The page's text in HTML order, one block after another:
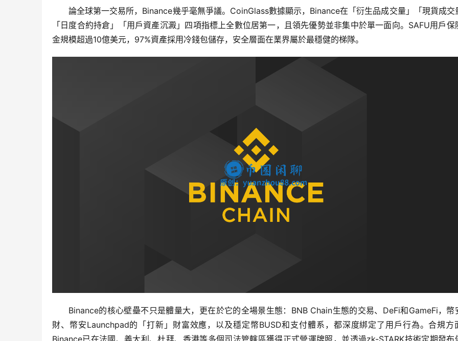
論全球第一交易所，Binance幾乎毫無爭議。CoinGlass數據顯示，Binance在「衍生品成交量」「現貨成交
「日度合約持倉」「用戶資產沉澱」四項指標上全數位居第一，且領先優勢並非集中於單一面向。SAFU用戶保
金規模超過10億美元，97%資產採用冷錢包儲存，安全層面在業界屬於最穩健的梯隊。
Binance的核心壁壘不只是體量大，更在於它的全場景生態：BNB Chain生態的交易、DeFi和GameFi，幣
財、幣安Launchpad的「打新」財富效應，以及穩定幣BUSD和支付體系，都深度綁定了用戶行為。合規方